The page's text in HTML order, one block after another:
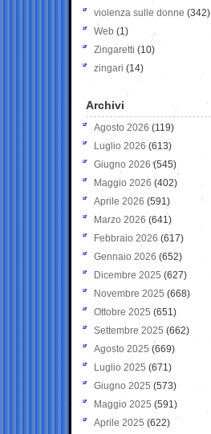
violenza sulle donne (342)
Web (1)
Zingaretti (10)
zingari (14)
Archivi
Agosto 2026 (119)
Luglio 2026 (613)
Giugno 2026 (545)
Maggio 2026 (402)
Aprile 2026 (591)
Marzo 2026 (641)
Febbraio 2026 (617)
Gennaio 2026 (652)
Dicembre 2025 (627)
Novembre 2025 (668)
Ottobre 2025 (651)
Settembre 2025 (662)
Agosto 2025 (669)
Luglio 2025 (671)
Giugno 2025 (573)
Maggio 2025 (591)
Aprile 2025 (622)